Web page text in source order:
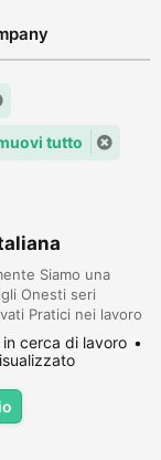
tutto
Siamo una
Onesti seri
Pratici nei lavoro
guardaroba
gestione casa
a
la famiglia per la
esigenze Amiamo
cani e ga...
cerca di lavoro